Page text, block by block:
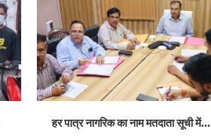
हर पात्र नागरिक का नाम मतदाता सूची में...